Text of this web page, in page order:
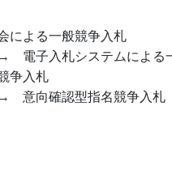
よる一般競争入札
電子入札システムによる
入札
意向確認型指名競争入札